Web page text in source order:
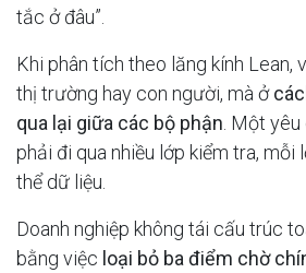
tắc ở đâu”.
Khi phân tích theo lăng kính Lean,
thị trường hay con người, mà ở
qua lại giữa các bộ phận . Một
phải đi qua nhiều lớp kiểm tra, mỗi
thể dữ liệu.
Doanh nghiệp không tái cấu trúc
bằng việc loại bỏ ba điểm chờ